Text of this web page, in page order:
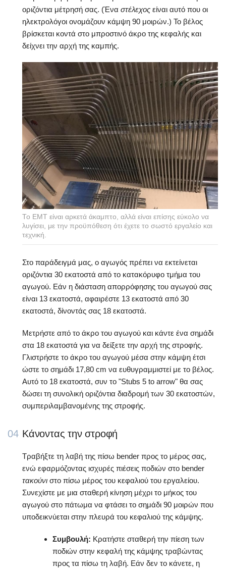
οριζόντια μέτρησή σας. (Ένα στέλεχος είναι αυτό που οι
ηλεκτρολόγοι ονομάζουν κάμψη 90 μοιρών.) Το βέλος
βρίσκεται κοντά στο μπροστινό άκρο της κεφαλής και
δείχνει την αρχή της καμπής.
Το EMT είναι αρκετά άκαμπτο, αλλά είναι επίσης εύκολο να
λυγίσει, με την προϋπόθεση ότι έχετε το σωστό εργαλείο και
τεχνική.
Στο παράδειγμά μας, ο αγωγός πρέπει να εκτείνεται
οριζόντια 30 εκατοστά από το κατακόρυφο τμήμα του
αγωγού. Εάν η διάσταση απορρόφησης του αγωγού σας
είναι 13 εκατοστά, αφαιρέστε 13 εκατοστά από 30
εκατοστά, δίνοντάς σας 18 εκατοστά.
Μετρήστε από το άκρο του αγωγού και κάντε ένα σημάδι
στα 18 εκατοστά για να δείξετε την αρχή της στροφής.
Γλιστρήστε το άκρο του αγωγού μέσα στην κάμψη έτσι
ώστε το σημάδι 17,80 cm να ευθυγραμμιστεί με το βέλος.
Αυτό το 18 εκατοστά, συν το "Stubs 5 to arrow" θα σας
δώσει τη συνολική οριζόντια διαδρομή των 30 εκατοστών,
συμπεριλαμβανομένης της στροφής.
04 Κάνοντας την στροφή
Τραβήξτε τη λαβή της πίσω bender προς το μέρος σας,
ενώ εφαρμόζοντας ισχυρές πιέσεις ποδιών στο bender
τακούνι στο πίσω μέρος του κεφαλιού του εργαλείου.
Συνεχίστε με μια σταθερή κίνηση μέχρι το μήκος του
αγωγού στο πάτωμα να φτάσει το σημάδι 90 μοιρών που
υποδεικνύεται στην πλευρά του κεφαλιού της κάμψης.
Συμβουλή: Κρατήστε σταθερή την πίεση των
ποδιών στην κεφαλή της κάμψης τραβώντας
προς τα πίσω τη λαβή. Εάν δεν το κάνετε, η